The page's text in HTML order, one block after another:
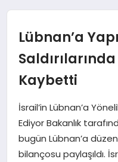
GÜNDEM
SPOR
EKONOMI
Lübnan’a
Kaybetti
İsrail’in Lübnan’a
Ediyor Bakanlık
bugün Lübnan’a
bilançosu paylaşıldı.